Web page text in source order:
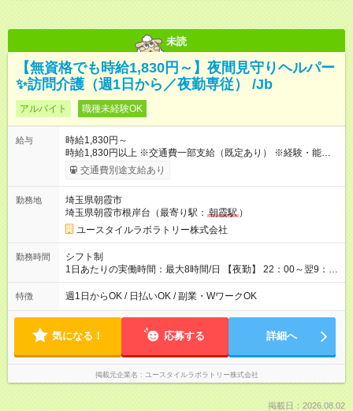
未読
【無資格でも時給1,830円～】夜間見守りヘルパー
✨訪問介護（週1日から／夜勤専従） /Jb
アルバイト 職種未経験OK
給与
時給1,830円～
時給1,830円以上 ※交通費一部支給（既定あり） ※経験・能力を
考慮して決定します 【収入例】 週1回勤務の場合：1,830円×8時
間×4回=5万8,560円 週3回勤務の場合：1,830円×8時間×12回
月 ※ 雇用形態と給与に、本採用時と異なる部分があります。 雇
用形態：本採用時と同じです。 給与：時給 1,580円以上
交通費別途支給あり
勤務地
埼玉県朝霞市
埼玉県朝霞市根岸台（最寄り駅： 朝霞駅 ）
ユースタイルラボラトリー株式会社
勤務時間
シフト制
1日あたりの実働時間：最大8時間/日 【夜勤】 22：00～翌9：
00 ※週1日～OK ／ 夜勤専従 ＊＊ 勤務時間例 ＊＊ ■22時か
ら翌7時 ■23時から翌8時 ■24時から翌9時 など ※上記の時間
ます。 ※曜日固定（毎週同じ曜日での勤務となります）
特徴 週1日からOK / 日払いOK / 副業・WワークOK
気になる！ 応募する 詳細へ
掲載元企業名 ユースタイルラボラトリー株式会社
掲載日：2026.08.02